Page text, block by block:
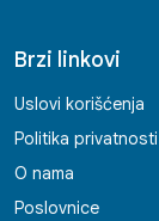
Brzi linkovi
Uslovi korišćenja
Politika privatnosti
O nama
Poslovnice